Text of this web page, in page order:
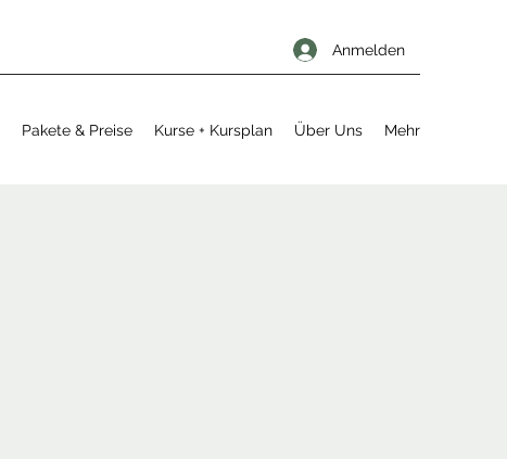
Anmelden
Pakete & Preise Kurse + Kursplan Über Uns Mehr